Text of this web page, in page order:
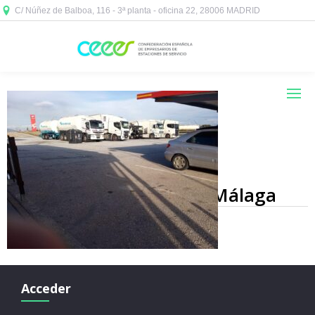
C/ Núñez de Balboa, 116 - 3ª planta - oficina 22, 28006 MADRID
2020-03-20 at 19.14.42 Málaga
Acceder